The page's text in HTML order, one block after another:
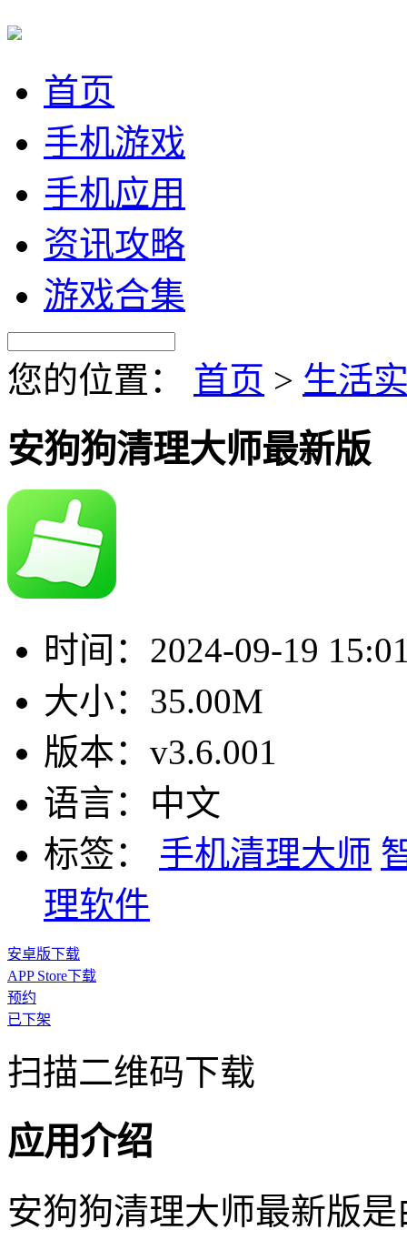
首页
手机游戏
手机应用
资讯攻略
游戏合集
您的位置： 首页 > 生活
安狗狗清理大师最新版
时间： 2024-09-19
大小： 35.00M
版本： v3.6.001
语言： 中文
标签：
手机清理大师
理软件
安卓版下载
APP Store下载
预约
已下架
扫描二维码下载
应用介绍
安狗狗清理大师最新版